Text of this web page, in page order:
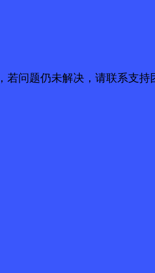
若问题仍未解决，请联系支持